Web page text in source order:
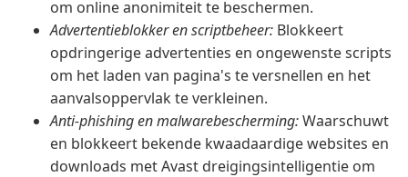
om online anonimiteit te beschermen.
Advertentieblokker en scriptbeheer: Blokkeert
opdringerige advertenties en ongewenste scripts
om het laden van pagina's te versnellen en het
aanvalsoppervlak te verkleinen.
Anti-phishing en malwarebescherming:Waarschuwt
en blokkeert bekende kwaadaardige websites en
downloads met Avast dreigingsintelligentie om